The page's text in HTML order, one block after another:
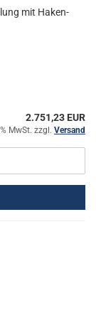
mit Ha­ken­
2.751,23 EUR
MwSt. zzgl. Versand